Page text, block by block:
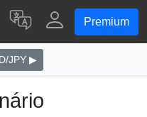
Premium
JPY ▶